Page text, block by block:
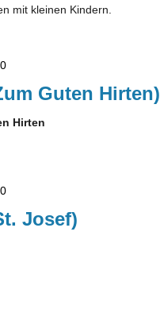
mit kleinen Kindern.
Guten Hirten)
Hirten
Josef)